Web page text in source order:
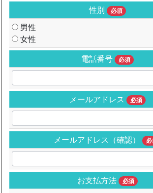
性別 必須
男性
女性
電話番号
必須
メールアドレス 必須
メールアドレス（確認）
お支払方法 必須